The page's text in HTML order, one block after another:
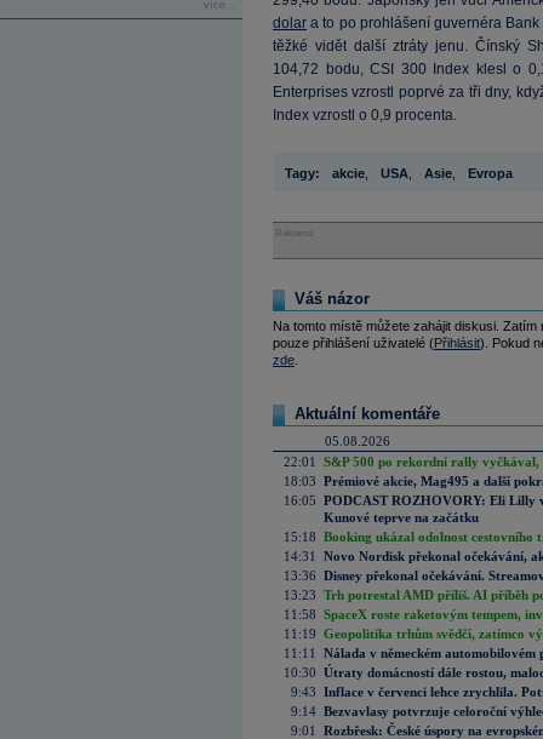
více...
dolar a to po prohlášení guvernéra
těžké vidět další ztráty jenu. Čínský
104,72 bodu, CSI 300 Index klesl o
Enterprises vzrostl poprvé za tři dny,
Index vzrostl o 0,9 procenta.
Tagy: akcie USA Asie Evropa
Reklama
Váš názor
Na tomto místě můžete zahájit diskusi.
pouze přihlášení uživatelé (Přihlásit). Pokud
zde
Aktuální komentáře
05.08.2026
22:01
S&P 500 po rekordní rally vyčkával,
18:03 Prémiové akcie, Mag495 a další
16:05 PODCAST ROZHOVORY: Eli Lilly
Kunové teprve na začátku
15:18 Booking ukázal odolnost cestovního
14:31
Novo Nordisk překonal očekávání,
13:36 Disney překonal očekávání.
13:23 Trh potrestal AMD příliš. AI příběh
11:58 SpaceX roste raketovým tempem,
11:19 Geopolitika trhům svědčí, zatímco
11:11
Nálada v německém automobilovém
10:30 Útraty domácností dále rostou,
9:43 Inflace v červenci lehce zrychlila.
9:14 Bezvavlasy potvrzuje celoroční
9:01
Rozbřesk: České úspory na